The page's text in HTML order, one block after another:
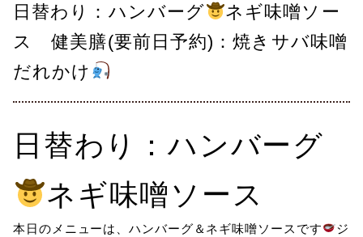
日替わり：ハンバーグ
ネギ味噌ソー
ス 健美膳(要前日予約)：焼きサバ味噌
だれかけ
日替わり：ハンバーグ
ネギ味噌ソース
本日のメニューは、ハンバーグ＆ネギ味噌ソースです
ジ